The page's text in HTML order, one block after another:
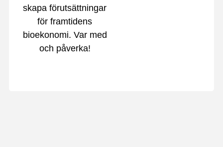
skapa förutsättningar
för framtidens
bioekonomi. Var med
och påverka!